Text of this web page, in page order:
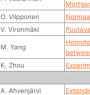
O. Vilpponen
V. Vironmäki
M. Yang
K. Zhou
A. Ahvenjärvi